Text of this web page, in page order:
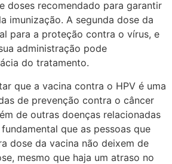
doses recomendado para garantir
imunização. A segunda dose da
para a proteção contra o vírus, e
administração pode
do tratamento.
que a vacina contra o HPV é uma
de prevenção contra o câncer
de outras doenças relacionadas
que as pessoas que
dose da vacina não deixem de
mesmo que haja um atraso no